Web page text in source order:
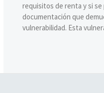
requisitos de renta y si
documentación que
vulnerabilidad. Esta